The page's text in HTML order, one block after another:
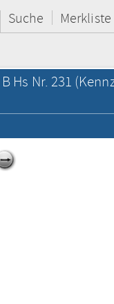
Suche Merkliste
Hs Nr. 231